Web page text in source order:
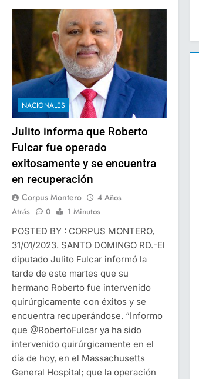
NACIONALES
Julito informa que Roberto
Fulcar fue operado
exitosamente y se encuentra
en recuperación
Corpus Montero
4 Años
Atrás
0
1 Minutos
POSTED BY : CORPUS MONTERO,
31/01/2023. SANTO DOMINGO RD.-El
diputado Julito Fulcar informó la
tarde de este martes que su
hermano Roberto fue intervenido
quirúrgicamente con éxitos y se
encuentra recuperándose. “Informo
que @RobertoFulcar ya ha sido
intervenido quirúrgicamente en el
día de hoy, en el Massachusetts
General Hospital; que la operación